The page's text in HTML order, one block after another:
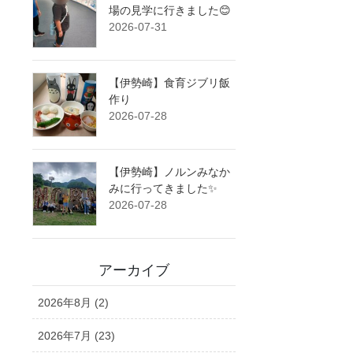
場の見学に行きました😊
2026-07-31
【伊勢崎】食育ジブリ飯
作り
2026-07-28
【伊勢崎】ノルンみなか
みに行ってきました✨
2026-07-28
アーカイブ
2026年8月 (2)
2026年7月 (23)